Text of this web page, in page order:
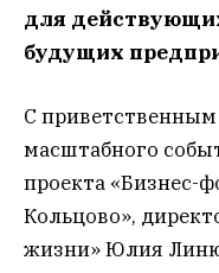
для
будущих
С
масштабного
проекта «Бизнес-
Кольцово»,
жизни» Юлия